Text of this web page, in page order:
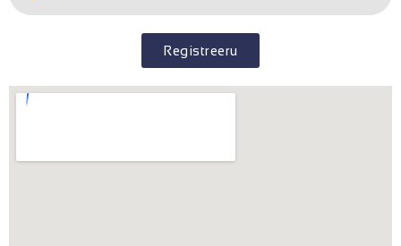
Registreeru